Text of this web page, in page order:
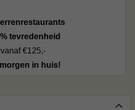
tevredenheid
vanaf €125,-
morgen in huis!